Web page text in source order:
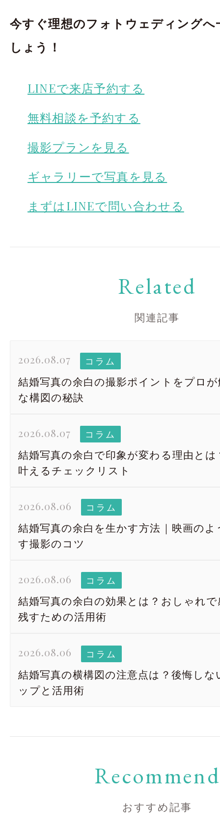
今すぐ理想のフォトウェディングへ
しょう！
LINEで来店予約する
無料相談を予約する
撮影プランを見る
ギャラリーで写真を見る
まずはLINEで問い合わせる
Related
関連記事
2026.08.07 コラム
結婚写真の余白の撮影ポイントをプロ
な構図の秘訣
2026.08.07 コラム
結婚写真の余白で印象が変わる理由とは
叶えるチェックリスト
2026.08.06 コラム
結婚写真の余白を生かす方法｜映画の
す撮影のコツ
2026.08.06 コラム
結婚写真の余白の効果とは？おしゃれで
残すための活用術
2026.08.06 コラム
結婚写真の横構図の注意点は？後悔し
ップと活用術
Recommend
おすすめ記事